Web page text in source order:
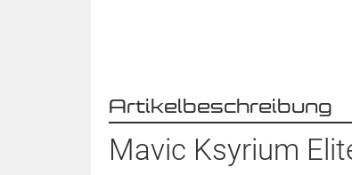
Artikelbeschreibung
Mavic Ksyrium